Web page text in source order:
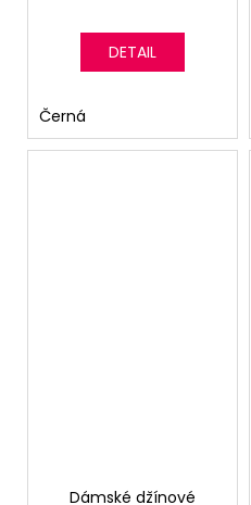
DETAIL
Černá
Dámské džínové